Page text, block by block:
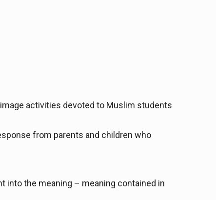
activities devoted to Muslim students
from parents and children who
into the meaning – meaning contained in